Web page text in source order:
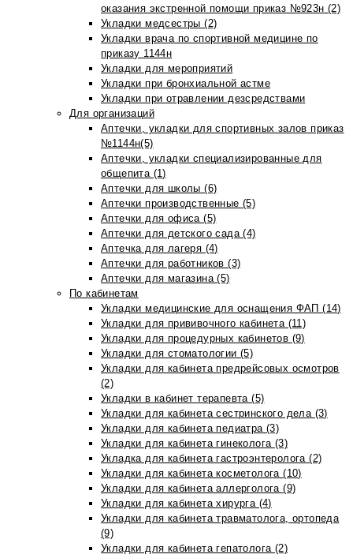
оказания экстренной помощи приказ №923н (2)
Укладки медсестры (2)
Укладки врача по спортивной медицине по
приказу 1144н
Укладки для мероприятий
Укладки при бронхиальной астме
Укладки при отравлении дезсредствами
Для организаций
Аптечки, укладки для спортивных залов приказ
№1144н(5)
Аптечки, укладки специализированные для
общепита (1)
Аптечки для школы (6)
Аптечки производственные (5)
Аптечки для офиса (5)
Аптечки для детского сада (4)
Аптечка для лагеря (4)
Аптечки для работников (3)
Аптечки для магазина (5)
По кабинетам
Укладки медицинские для оснащения ФАП (14)
Укладки для прививочного кабинета (11)
Укладки для процедурных кабинетов (9)
Укладки для стоматологии (5)
Укладки для кабинета предрейсовых осмотров
(2)
Укладки в кабинет терапевта (5)
Укладки для кабинета сестринского дела (3)
Укладки для кабинета педиатра (3)
Укладки для кабинета гинеколога (3)
Укладка для кабинета гастроэнтеролога (2)
Укладки для кабинета косметолога (10)
Укладки для кабинета аллерголога (9)
Укладки для кабинета хирурга (4)
Укладки для кабинета травматолога, ортопеда
(9)
Укладки для кабинета гепатолога (2)